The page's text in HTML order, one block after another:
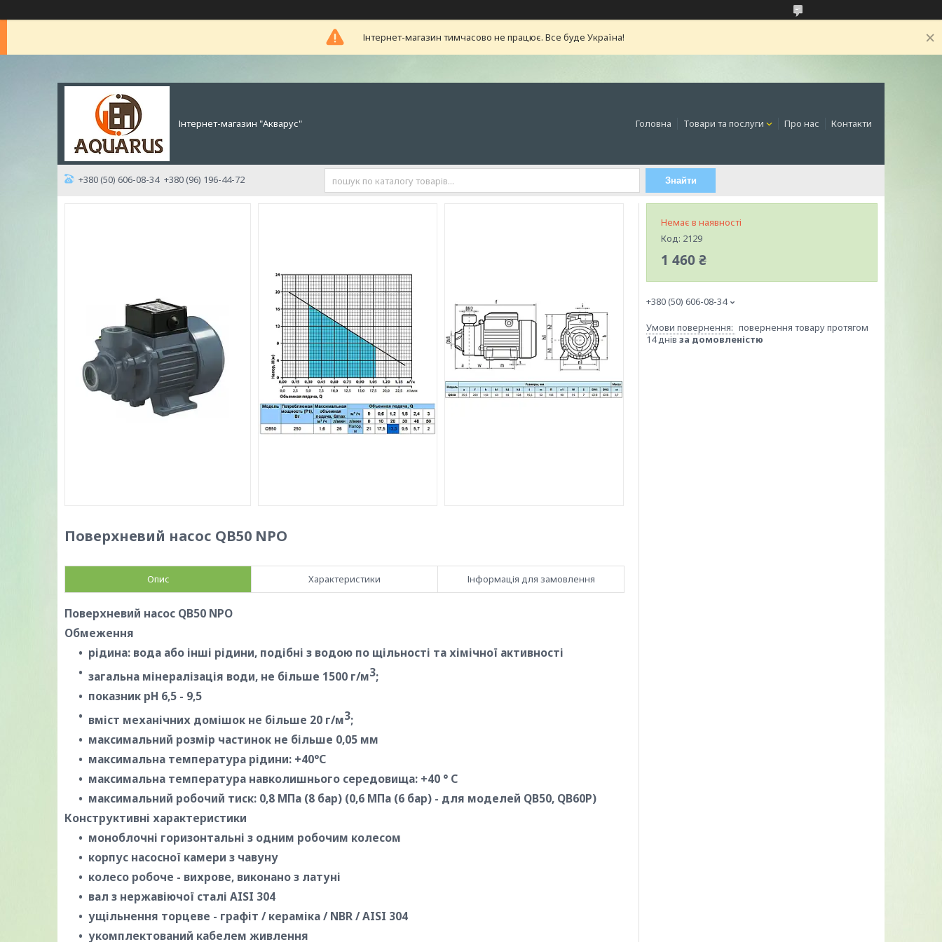
Інтернет-магазин тимчасово не працює. Все буде Україна!
Інтернет-магазин "Акварус" Головна Товари та послуги Про нас Контакти
+380 (50) 606-08-34 +380 (96) 196-44-72 Знайти
Поверхневий насос QB50 NPO
Опис Характеристики Інформація для замовлення
Поверхневий насос QB50 NPO
Обмеження
рідина: вода або інші рідини, подібні з водою по щільності та хімічної активності
загальна мінералізація води, не більше 1500 г/м3;
показник pH 6,5 - 9,5
вміст механічних домішок не більше 20 г/м3;
максимальний розмір частинок не більше 0,05 мм
максимальна температура рідини: +40°С
максимальна температура навколишнього середовища: +40 ° С
максимальний робочий тиск: 0,8 МПа (8 бар) (0,6 МПа (6 бар) - для моделей QB50, QB60P)
Конструктивні характеристики
моноблочні горизонтальні з одним робочим колесом
корпус насосної камери з чавуну
колесо робоче - вихрове, виконано з латуні
вал з нержавіючої сталі AISI 304
ущільнення торцеве - графіт / кераміка / NBR / AISI 304
укомплектований кабелем живлення
Немає в наявності
Код: 2129
1 460 ₴
+380 (50) 606-08-34
повернення товару протягом
14 днів за домовленістю